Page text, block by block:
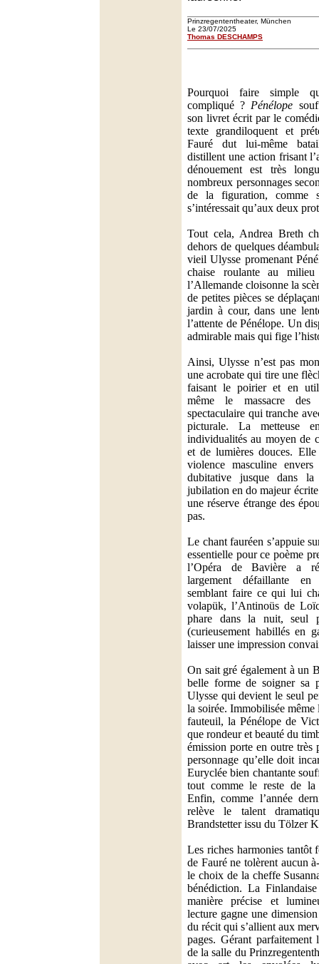
Prinzregententheater, München
Le 23/07/2025
Thomas DESCHAMPS
Pourquoi faire simple
compliqué ? Pénélope
son livret écrit par le
texte grandiloquent et
Fauré dut lui-même
distillent une action frisant
dénouement est très
nombreux personnages
de la figuration, comme
s’intéressait qu’aux deux
Tout cela, Andrea Breth
dehors de quelques
vieil Ulysse promenant
chaise roulante au milieu
l’Allemande cloisonne la
de petites pièces se
jardin à cour, dans une
l’attente de Pénélope. Un
admirable mais qui fige
Ainsi, Ulysse n’est pas
une acrobate qui tire une
faisant le poirier et en
même le massacre des
spectaculaire qui tranche
picturale. La metteuse
individualités au moyen de
et de lumières douces.
violence masculine
dubitative jusque dans
jubilation en do majeur
une réserve étrange des
pas.
Le chant fauréen s’appuie
essentielle pour ce poème
l’Opéra de Bavière a
largement défaillante
semblant faire ce qui lui
volapük, l’Antinoüs de
phare dans la nuit, seul
(curieusement habillés en
laisser une impression
On sait gré également à un
belle forme de soigner sa
Ulysse qui devient le seul
la soirée. Immobilisée même
fauteuil, la Pénélope de
que rondeur et beauté du
émission porte en outre très
personnage qu’elle doit
Euryclée bien chantante
tout comme le reste de la
Enfin, comme l’année
relève le talent
Brandstetter issu du Tölzer
Les riches harmonies tantôt
de Fauré ne tolèrent aucun
le choix de la cheffe
bénédiction. La
manière précise et
lecture gagne une
du récit qui s’allient aux
pages. Gérant parfaitement
de la salle du